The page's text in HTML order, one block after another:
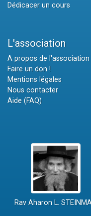
Dédicacer un cours
L'association
A propos de l'association
Faire un don !
Mentions légales
Nous contacter
Aide (FAQ)
Rav Aharon L.